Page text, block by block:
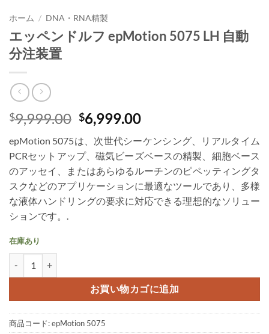
ホーム / DNA・RNA精製
エッペンドルフ epMotion 5075 LH 自動
分注装置
$9,999.00 元
価
格
は
$9,999.00
で
$6,999.00現
の
価
格
は
$6,999.00
epMotion 5075は、次世代シーケンシング、リアルタイム
PCRセットアップ、磁気ビーズベースの精製、細胞ベース
のアッセイ、またはあらゆるルーチンのピペッティングタ
スクなどのアプリケーションに最適なツールであり、多様
な液体ハンドリングの要求に対応できる理想的なソリュー
ションです。.
在庫あり
お買い物カゴに追加
商品コード:epMotion 5075